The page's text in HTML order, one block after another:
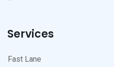
Services
Fast Lane